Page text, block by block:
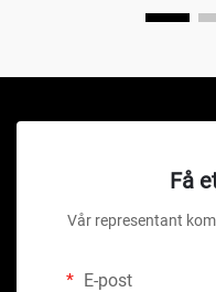
Få
Vår representant
E-post